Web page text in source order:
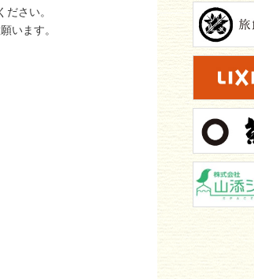
さい。
います。